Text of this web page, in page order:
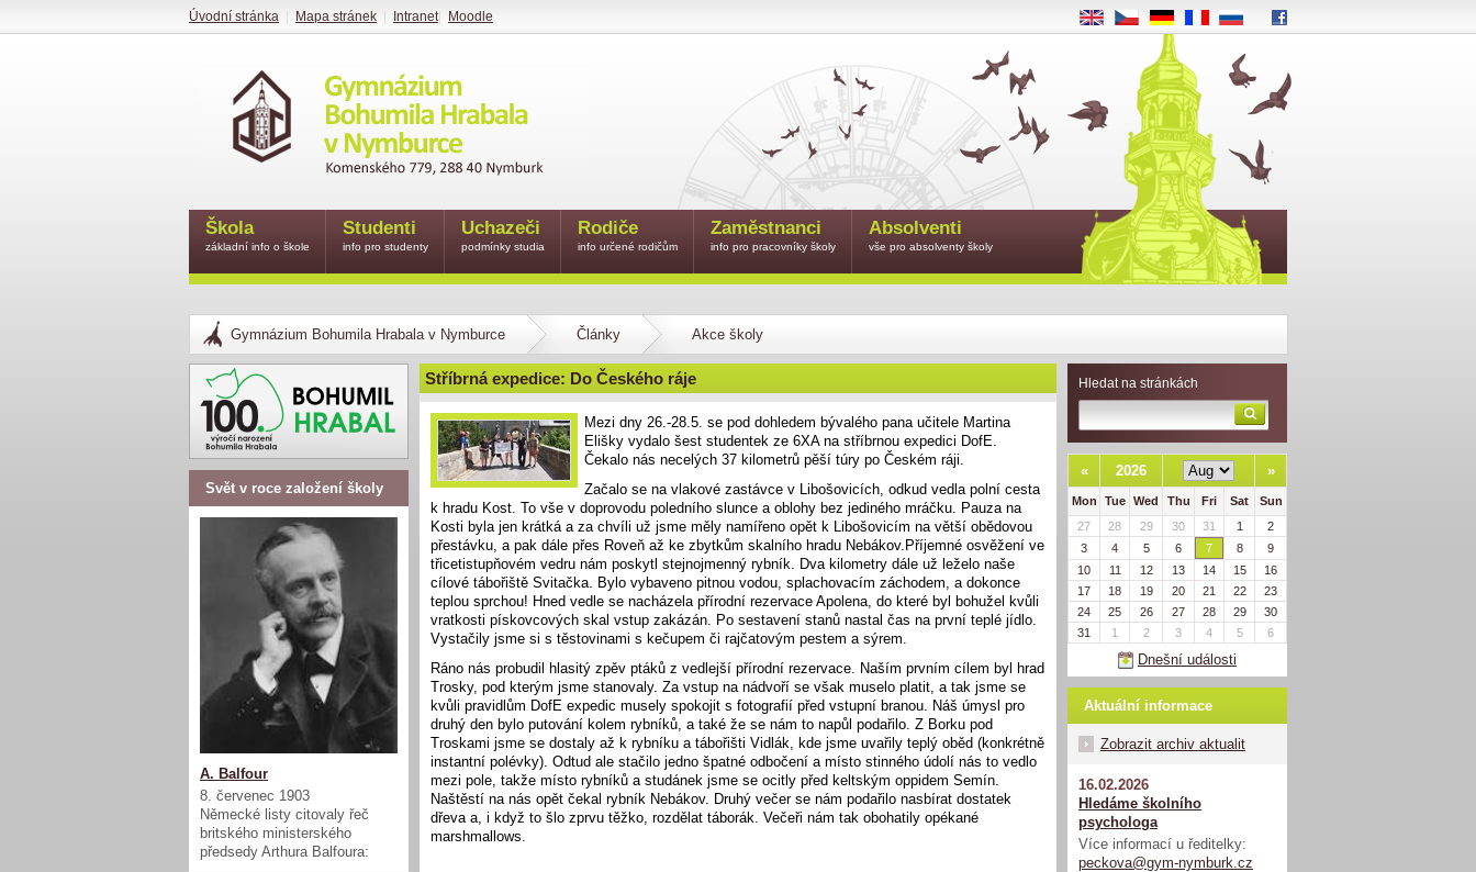
Gymnázium Bohumila Hrabala v Nymburce Články Akce školy
Stříbrná expedice: Do Českého ráje
Mezi dny 26.-28.5. se pod dohledem bývalého pana učitele Martina
Elišky vydalo šest studentek ze 6XA na stříbrnou expedici DofE.
Čekalo nás necelých 37 kilometrů pěší túry po Českém ráji.
Začalo se na vlakové zastávce v Libošovicích, odkud vedla polní cesta
k hradu Kost. To vše v doprovodu poledního slunce a oblohy bez jediného mráčku. Pauza na
Kosti byla jen krátká a za chvíli už jsme měly namířeno opět k Libošovicím na větší obědovou
přestávku, a pak dále přes Roveň až ke zbytkům skalního hradu Nebákov.Příjemné osvěžení ve
třicetistupňovém vedru nám poskytl stejnojmenný rybník. Dva kilometry dále už leželo naše
cílové tábořiště Svitačka. Bylo vybaveno pitnou vodou, splachovacím záchodem, a dokonce
teplou sprchou! Hned vedle se nacházela přírodní rezervace Apolena, do které byl bohužel kvůli
vratkosti pískovcových skal vstup zakázán. Po sestavení stanů nastal čas na první teplé jídlo.
Vystačily jsme si s těstovinami s kečupem či rajčatovým pestem a sýrem.
Ráno nás probudil hlasitý zpěv ptáků z vedlejší přírodní rezervace. Naším prvním cílem byl hrad
Trosky, pod kterým jsme stanovaly. Za vstup na nádvoří se však muselo platit, a tak jsme se
kvůli pravidlům DofE expedic musely spokojit s fotografií před vstupní branou. Náš úmysl pro
druhý den bylo putování kolem rybníků, a také že se nám to napůl podařilo. Z Borku pod
Troskami jsme se dostaly až k rybníku a tábořišti Vidlák, kde jsme uvařily teplý oběd (konkrétně
instantní polévky). Odtud ale stačilo jedno špatné odbočení a místo stinného údolí nás to vedlo
mezi pole, takže místo rybníků a studánek jsme se ocitly před keltským oppidem Semín.
Naštěstí na nás opět čekal rybník Nebákov. Druhý večer se nám podařilo nasbírat dostatek
dřeva a, i když to šlo zprvu těžko, rozdělat táborák. Večeři nám tak obohatily opékané
marshmallows.
Hledat na stránkách
« 2026 »
Mon Tue Wed Thu Fri Sat
Sun
27
28 29 30 31 1
2
3
4 5 6 7 8
9
10
11 12 13 14 15
16
17
18 19 20 21 22
23
24
25 26 27 28 29
30
31
1 2 3 4 5 6
Dnešní události
Aktuální informace
Zobrazit archiv aktualit
16.02.2026
Hledáme školního
psychologa
Více informací u ředitelky:
peckova@gym-nymburk.cz
Svět v roce založení školy
A. Balfour
8. červenec 1903
Německé listy citovaly řeč
britského ministerského
předsedy Arthura Balfoura:
Škola
základní info o škole
Studenti
info pro studenty
Uchazeči
podmínky studia
Rodiče
info určené rodičům
Zaměstnanci
info pro pracovníky školy
Absolventi
vše pro absolventy školy
Úvodní stránka Mapa stránek Intranet| Moodle EN CS DE RU